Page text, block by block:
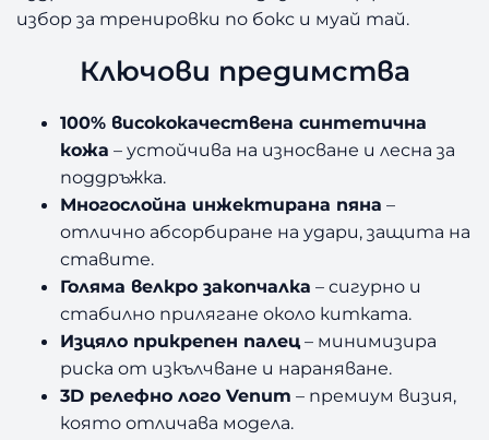
избор за тренировки по бокс и муай тай.
Ключови предимства
100% висококачествена синтетична
кожа – устойчива на износване и лесна за
поддръжка.
Многослойна инжектирана пяна –
отлично абсорбиране на удари, защита на
ставите.
Голяма велкро закопчалка – сигурно и
стабилно прилягане около китката.
Изцяло прикрепен палец – минимизира
риска от изкълчване и нараняване.
3D релефно лого Venum – премиум визия,
която отличава модела.